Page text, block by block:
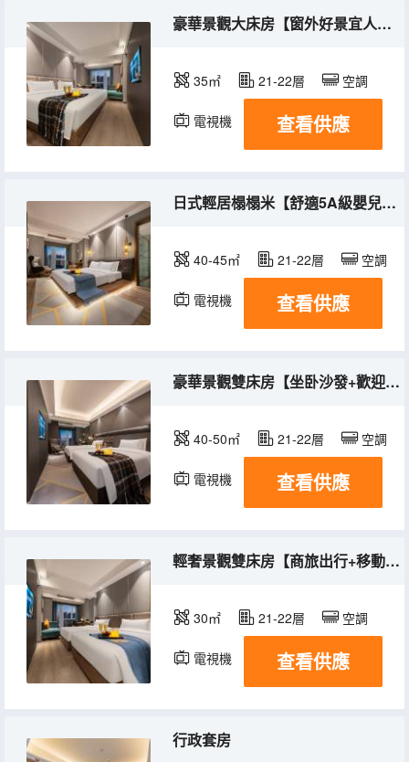
豪華景觀大床房【窗外好景宜人山色】
35㎡ 21-22層 空調
電視機 查看供應
日式輕居榻榻米【舒適5A級嬰兒棉床品】
40-45㎡ 21-22層 空調
電視機 查看供應
豪華景觀雙床房【坐卧沙發+歡迎糖果】
40-50㎡ 21-22層 空調
電視機 查看供應
輕奢景觀雙床房【商旅出行+移動辦公】
30㎡ 21-22層 空調
電視機 查看供應
行政套房